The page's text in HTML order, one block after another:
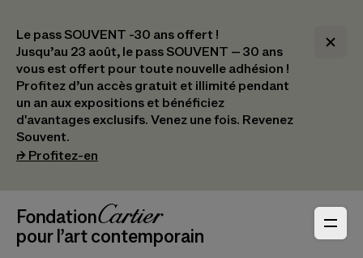
Le pass SOUVENT -30 ans offert !
Jusqu’au 23 août, le pass SOUVENT – 30 ans
vous est offert pour toute nouvelle adhésion !​
Profitez d’un accès gratuit et illimité pendant
un an aux expositions et bénéficiez
d'avantages exclusifs.​ Venez une fois. Revenez
Souvent.
⮣ Profitez-en
Navigation en-tête
_logoFondation Cartier
pour l’art contemporain